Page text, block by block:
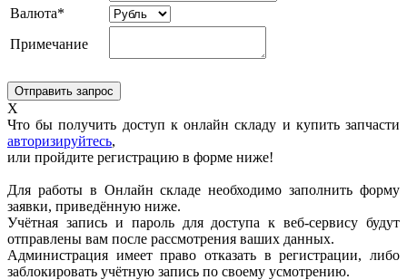
Валюта*
Примечание
X
Что бы получить доступ к онлайн складу и купить запчасти
авторизируйтесь,
или пройдите регистрацию в форме ниже!
Для работы в Онлайн складе необходимо заполнить форму
заявки, приведённую ниже.
Учётная запись и пароль для доступа к веб-сервису будут
отправлены вам после рассмотрения ваших данных.
Администрация имеет право отказать в регистрации, либо
заблокировать учётную запись по своему усмотрению.